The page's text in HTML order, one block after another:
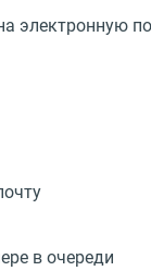
электронную
в очереди